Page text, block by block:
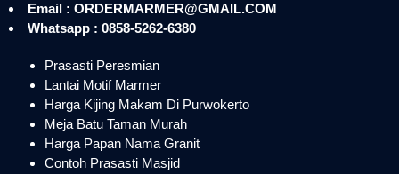
Email : ORDERMARMER@GMAIL.COM
Whatsapp : 0858-5262-6380
Prasasti Peresmian
Lantai Motif Marmer
Harga Kijing Makam Di Purwokerto
Meja Batu Taman Murah
Harga Papan Nama Granit
Contoh Prasasti Masjid